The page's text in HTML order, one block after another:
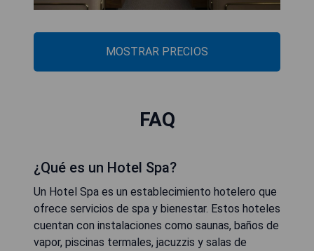
MOSTRAR PRECIOS
FAQ
¿Qué es un Hotel Spa?
Un Hotel Spa es un establecimiento hotelero que
ofrece servicios de spa y bienestar. Estos hoteles
cuentan con instalaciones como saunas, baños de
vapor, piscinas termales, jacuzzis y salas de